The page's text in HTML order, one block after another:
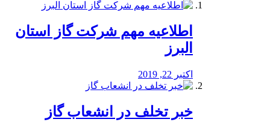
️اطلاعیه مهم شرکت گاز استان
البرز
اکتبر 22, 2019
خبر تخلف در انشعاب گاز